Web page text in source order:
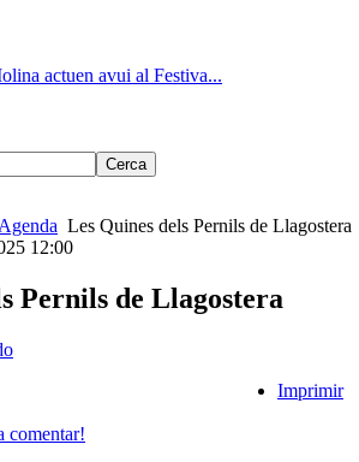
actuen avui al Festiva...
Agenda Les Quines dels Pernils de Llagostera
12:00
Pernils de Llagostera
Imprimir
comentar!